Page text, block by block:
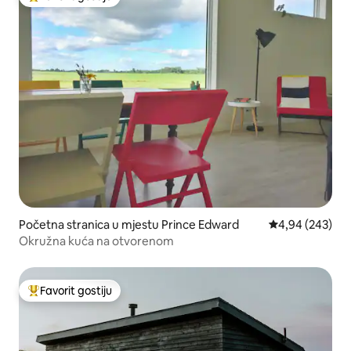
Glavni favorit gostiju
Početna stranica u mjestu Prince Edward prosječna
4,94 (243)
Okružna kuća na otvorenom
Glavni favorit gostiju
Favorit gostiju